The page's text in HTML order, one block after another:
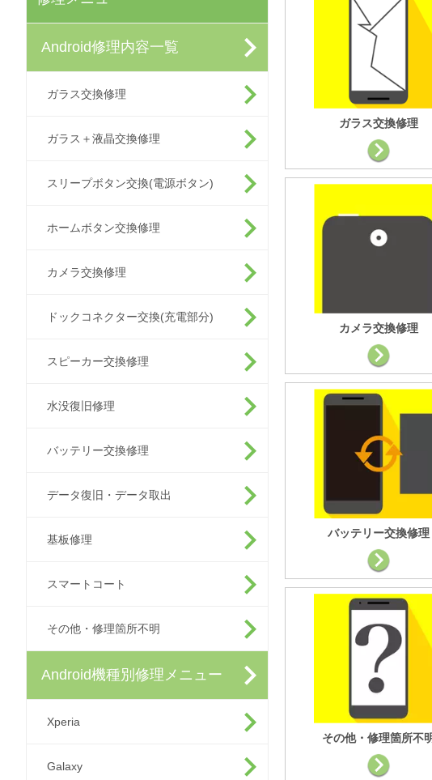
Android修理内容一覧
ガラス交換修理
ガラス＋液晶交換修理
スリープボタン交換(電源ボタン)
ホームボタン交換修理
カメラ交換修理
ドックコネクター交換(充電部分)
スピーカー交換修理
水没復旧修理
バッテリー交換修理
データ復旧・データ取出
基板修理
スマートコート
その他・修理箇所不明
Android機種別修理メニュー
Xperia
Galaxy
ガラス交換修理
カメラ交換修理
バッテリー交換修理
その他・修理箇所不